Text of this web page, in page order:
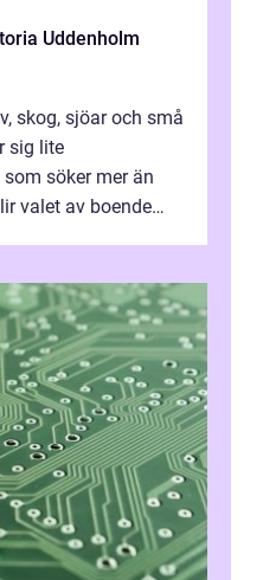
Uddenholm
skog, sjöar och små
sig lite
söker mer än
valet av boende